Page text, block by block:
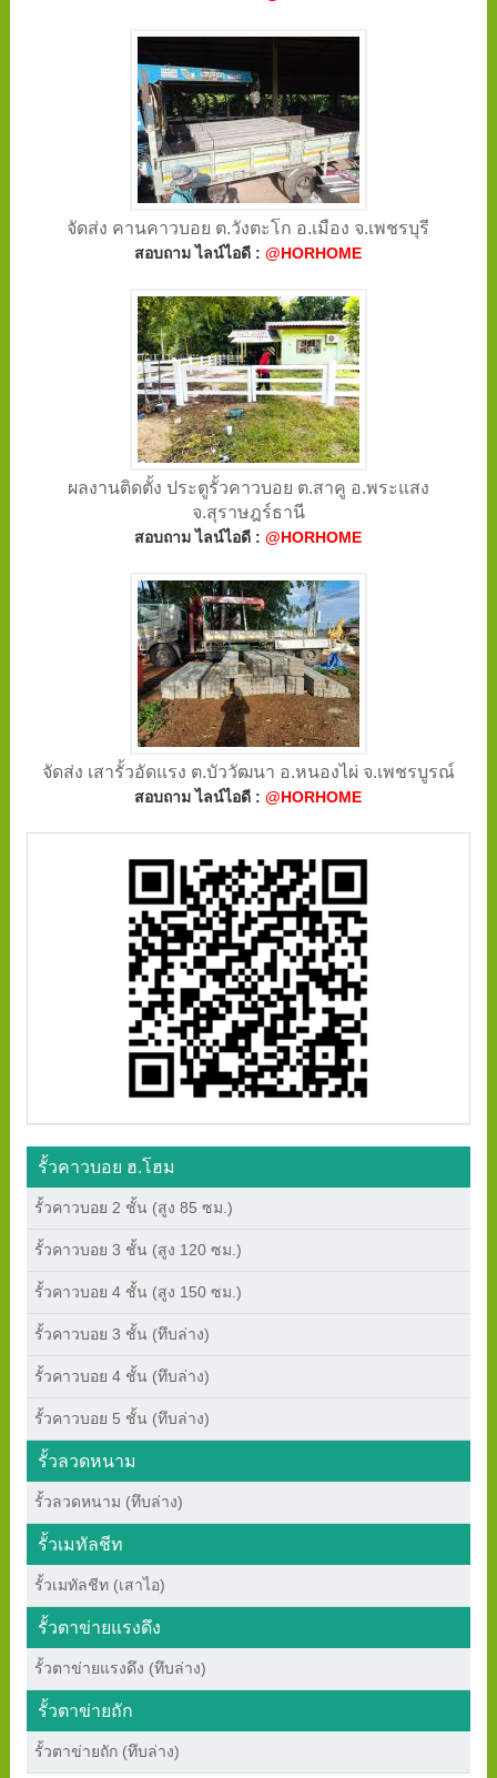
จัดส่ง คานคาวบอย ต.วังตะโก อ.เมือง จ.เพชรบุรี
สอบถาม ไลน์ไอดี :@HORHOME
ผลงานติดตั้ง ประตูรั้วคาวบอย ต.สาคู อ.พระแสง
จ.สุราษฎร์ธานี
สอบถาม ไลน์ไอดี :@HORHOME
จัดส่ง เสารั้วอัดแรง ต.บัววัฒนา อ.หนองไผ่ จ.เพชรบูรณ์
สอบถาม ไลน์ไอดี :@HORHOME
รั้วคาวบอย ฮ.โฮม
รั้วคาวบอย 2 ชั้น (สูง 85 ซม.)
รั้วคาวบอย 3 ชั้น (สูง 120 ซม.)
รั้วคาวบอย 4 ชั้น (สูง 150 ซม.)
รั้วคาวบอย 3 ชั้น (ทึบล่าง)
รั้วคาวบอย 4 ชั้น (ทึบล่าง)
รั้วคาวบอย 5 ชั้น (ทึบล่าง)
รั้วลวดหนาม
รั้วลวดหนาม (ทึบล่าง)
รั้วเมทัลชีท
รั้วเมทัลชีท (เสาไอ)
รั้วตาข่ายแรงดึง
รั้วตาข่ายแรงดึง (ทึบล่าง)
รั้วตาข่ายถัก
รั้วตาข่ายถัก (ทึบล่าง)